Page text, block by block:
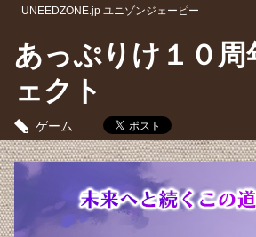
UNEEDZONE.jp ユニゾンジェーピー
あっぷりけ１０
ェクト
ゲーム